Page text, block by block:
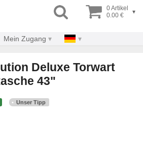
0 Artikel
0.00 €
▾
Mein Zugang
Deluxe Torwart
43"
Unser Tipp